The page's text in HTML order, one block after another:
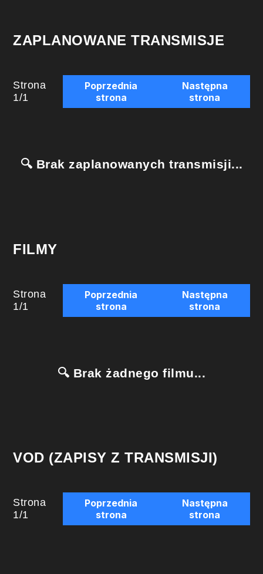
ZAPLANOWANE TRANSMISJE
Strona
1/1
Poprzednia
strona
Następna
strona
🔍 Brak zaplanowanych transmisji...
FILMY
Strona
1/1
Poprzednia
strona
Następna
strona
🔍 Brak żadnego filmu...
VOD (ZAPISY Z TRANSMISJI)
Strona
1/1
Poprzednia
strona
Następna
strona